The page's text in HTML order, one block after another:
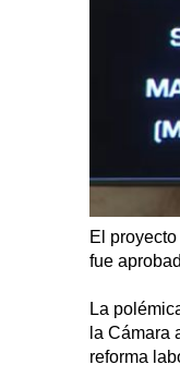
El
fue
La
la Cámara
reforma